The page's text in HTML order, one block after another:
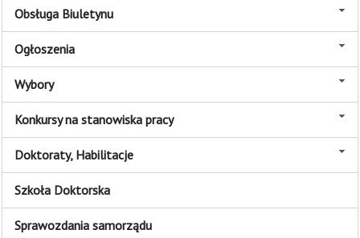
Obsługa Biuletynu
Ogłoszenia
Wybory
Konkursy na stanowiska pracy
Doktoraty, Habilitacje
Szkoła Doktorska
Sprawozdania samorządu